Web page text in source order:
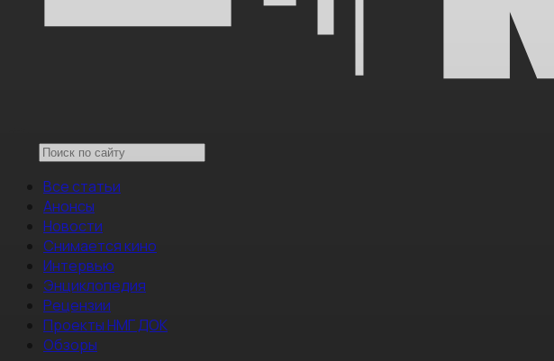
Все статьи
Анонсы
Новости
Снимается кино
Интервью
Энциклопедия
Рецензии
Проекты НМГ ДОК
Обзоры